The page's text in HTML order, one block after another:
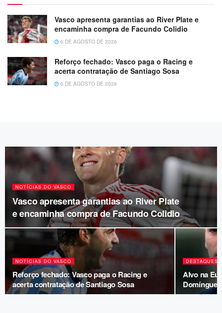
Vasco apresenta garantias ao River Plate e
encaminha compra de Facundo Colidio
6 DE AGOSTO DE 2026
Reforço fechado: Vasco paga o Racing e
acerta contratação de Santiago Sosa
6 DE AGOSTO DE 2026
NOTÍCIAS DO VASCO
Vasco apresenta garantias ao River Plate
e encaminha compra de Facundo Colidio
NOTÍCIAS DO VASCO
Reforço fechado: Vasco paga o Racing e
acerta contratação de Santiago Sosa
DESTAQUES
Alvo na